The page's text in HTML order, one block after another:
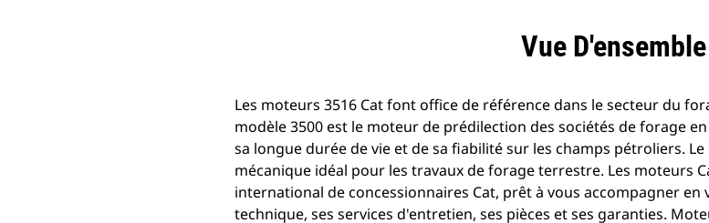
Vue D'ensemble
Les moteurs 3516 Cat font office de référence dans le secteur du
modèle 3500 est le moteur de prédilection des sociétés de forage
sa longue durée de vie et de sa fiabilité sur les champs pétroliers.
mécanique idéal pour les travaux de forage terrestre. Les moteurs
international de concessionnaires Cat, prêt à vous accompagner
technique, ses services d'entretien, ses pièces et ses garanties.